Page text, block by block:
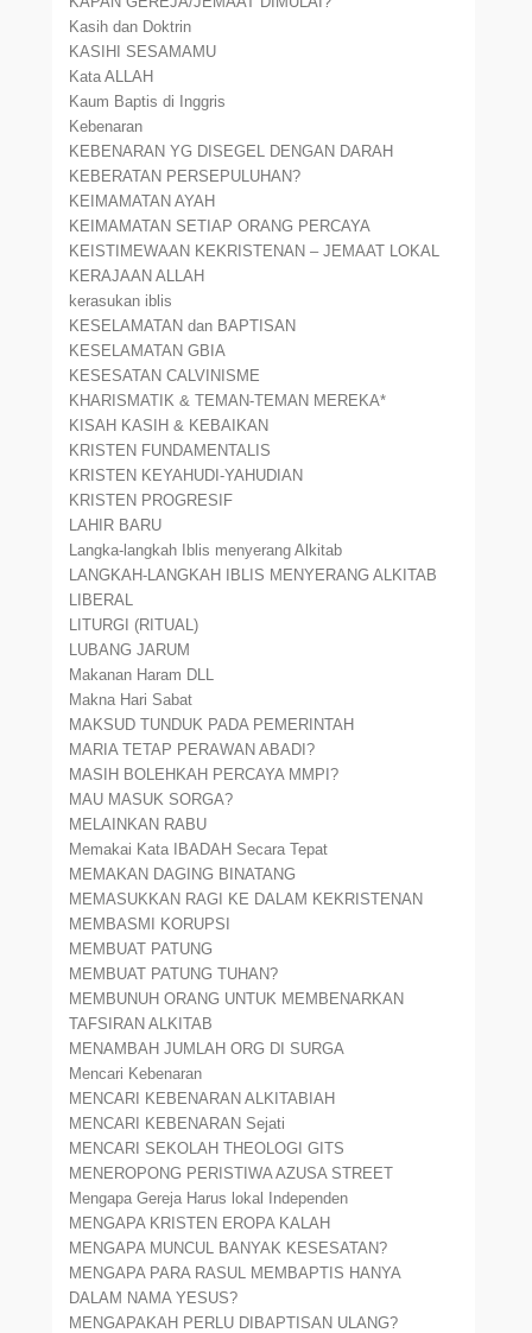
Kasih dan Doktrin
KASIHI SESAMAMU
Kata ALLAH
Kaum Baptis di Inggris
Kebenaran
KEBENARAN YG DISEGEL DENGAN DARAH
KEBERATAN PERSEPULUHAN?
KEIMAMATAN AYAH
KEIMAMATAN SETIAP ORANG PERCAYA
KEISTIMEWAAN KEKRISTENAN – JEMAAT LOKAL
KERAJAAN ALLAH
kerasukan iblis
KESELAMATAN dan BAPTISAN
KESELAMATAN GBIA
KESESATAN CALVINISME
KHARISMATIK & TEMAN-TEMAN MEREKA*
KISAH KASIH & KEBAIKAN
KRISTEN FUNDAMENTALIS
KRISTEN KEYAHUDI-YAHUDIAN
KRISTEN PROGRESIF
LAHIR BARU
Langka-langkah Iblis menyerang Alkitab
LANGKAH-LANGKAH IBLIS MENYERANG ALKITAB
LIBERAL
LITURGI (RITUAL)
LUBANG JARUM
Makanan Haram DLL
Makna Hari Sabat
MAKSUD TUNDUK PADA PEMERINTAH
MARIA TETAP PERAWAN ABADI?
MASIH BOLEHKAH PERCAYA MMPI?
MAU MASUK SORGA?
MELAINKAN RABU
Memakai Kata IBADAH Secara Tepat
MEMAKAN DAGING BINATANG
MEMASUKKAN RAGI KE DALAM KEKRISTENAN
MEMBASMI KORUPSI
MEMBUAT PATUNG
MEMBUAT PATUNG TUHAN?
MEMBUNUH ORANG UNTUK MEMBENARKAN
TAFSIRAN ALKITAB
MENAMBAH JUMLAH ORG DI SURGA
Mencari Kebenaran
MENCARI KEBENARAN ALKITABIAH
MENCARI KEBENARAN Sejati
MENCARI SEKOLAH THEOLOGI GITS
MENEROPONG PERISTIWA AZUSA STREET
Mengapa Gereja Harus lokal Independen
MENGAPA KRISTEN EROPA KALAH
MENGAPA MUNCUL BANYAK KESESATAN?
MENGAPA PARA RASUL MEMBAPTIS HANYA
DALAM NAMA YESUS?
MENGAPAKAH PERLU DIBAPTISAN ULANG?